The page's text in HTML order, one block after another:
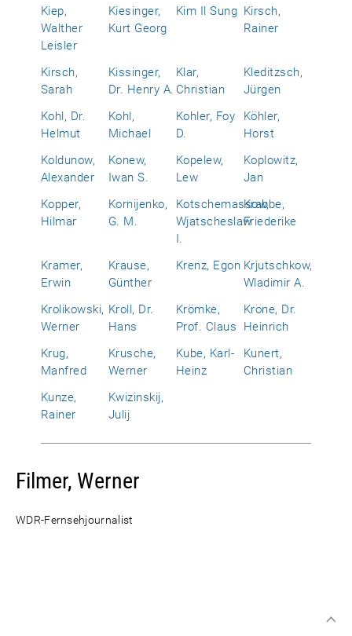
Kiep,
Walther
Leisler
Kiesinger,
Kurt Georg
Kim Il Sung Kirsch,
Rainer
Kirsch,
Sarah
Kissinger,
Dr. Henry A.
Klar,
Christian
Kleditzsch,
Jürgen
Kohl, Dr.
Helmut
Kohl,
Michael
Kohler, Foy
D.
Köhler,
Horst
Koldunow,
Alexander
Konew,
Iwan S.
Kopelew,
Lew
Koplowitz,
Jan
Kopper,
Hilmar
Kornijenko,
G. M.
Kotschemassow,
Wjatscheslaw
I.
Krabbe,
Friederike
Kramer,
Erwin
Krause,
Günther
Krenz, Egon Krjutschkow,
Wladimir A.
Krolikowski,
Werner
Kroll, Dr.
Hans
Krömke,
Prof. Claus
Krone, Dr.
Heinrich
Krug,
Manfred
Krusche,
Werner
Kube, Karl-
Heinz
Kunert,
Christian
Kunze,
Rainer
Kwizinskij,
Julij
Filmer, Werner
WDR-Fernsehjournalist